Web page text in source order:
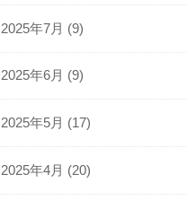
2025年7月 (9)
2025年6月 (9)
2025年5月 (17)
2025年4月 (20)